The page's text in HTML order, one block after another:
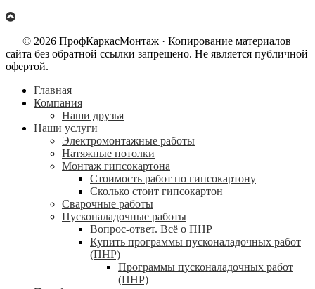
© 2026 ПрофКаркасМонтаж · Копирование материалов
сайта без обратной ссылки запрещено. Не является публичной
офертой.
Главная
Компания
Наши друзья
Наши услуги
Электромонтажные работы
Натяжные потолки
Монтаж гипсокартона
Стоимость работ по гипсокартону
Сколько стоит гипсокартон
Сварочные работы
Пусконаладочные работы
Вопрос-ответ. Всё о ПНР
Купить программы пусконаладочных работ
(ПНР)
Программы пусконаладочных работ
(ПНР)